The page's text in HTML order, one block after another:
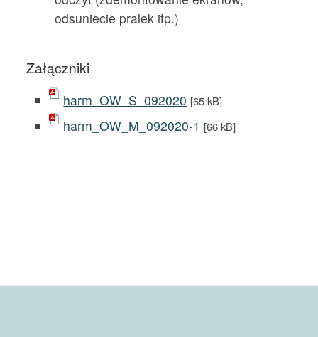
odsuniecie pralek itp.)
Załączniki
harm_OW_S_092020 [65 kB]
harm_OW_M_092020-1 [66 kB]